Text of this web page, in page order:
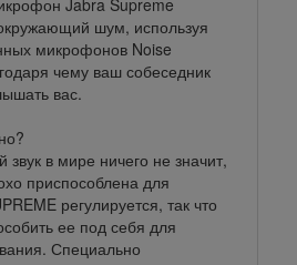
Jabra Supreme
шум, используя
микрофонов Noise
чему ваш собеседник
вас.
в мире ничего не значит,
приспособлена для
регулируется, так что
ее под себя для
Специально